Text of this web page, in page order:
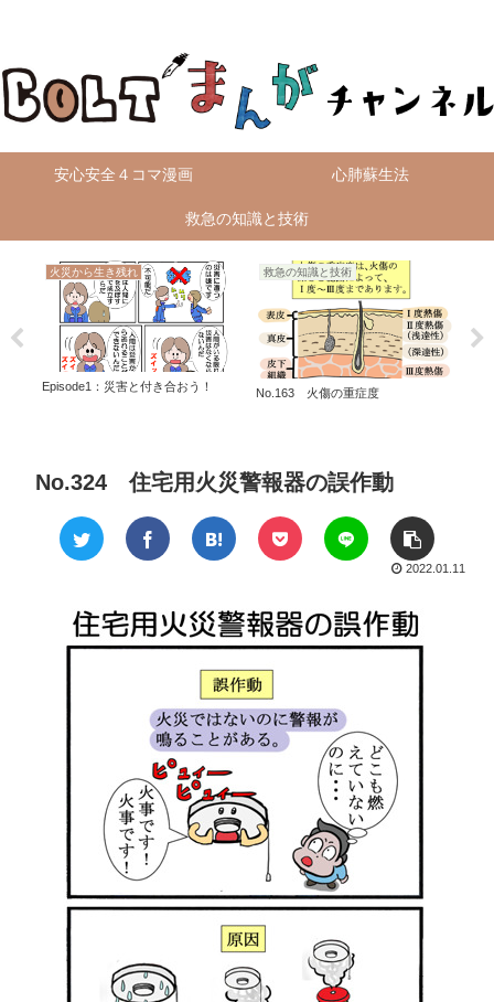
安心安全４コマ漫画 心肺蘇生法
救急の知識と技術
火災から生き残れ
Episode1：災害と付き合おう！
救急の知識と技術
No.163 火傷の重症度
No.324 住宅用火災警報器の誤作動
2022.01.11